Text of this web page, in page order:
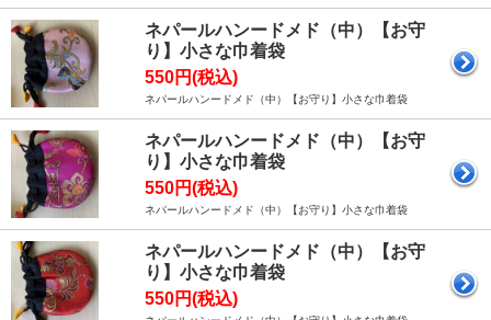
ネパールハンードメド（中）【お守
り】小さな巾着袋
550円(税込)
ネパールハンードメド（中）【お守り】小さな巾着袋
ネパールハンードメド（中）【お守
り】小さな巾着袋
550円(税込)
ネパールハンードメド（中）【お守り】小さな巾着袋
ネパールハンードメド（中）【お守
り】小さな巾着袋
550円(税込)